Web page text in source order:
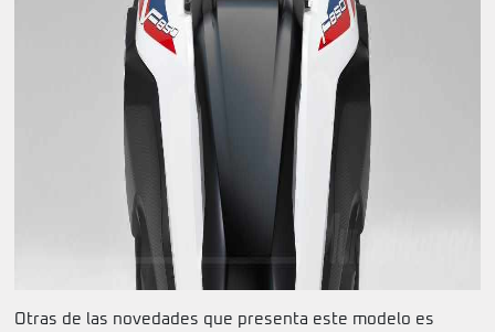
Otras de las novedades que presenta este modelo es